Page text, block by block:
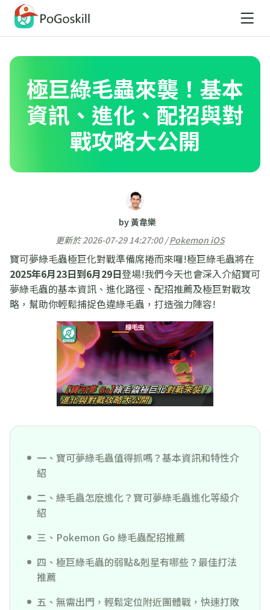
極巨綠毛蟲來襲！基本
資訊、進化、配招與對
戰攻略大公開
by 黃韋樂
更新於 2026-07-29 14:27:00 /Pokemon iOS
寶可夢綠毛蟲極巨化對戰準備席捲而來囉!極巨綠毛蟲將在
2025年6月23日到6月29日登場!我們今天也會深入介紹寶可
夢綠毛蟲的基本資訊、進化路徑、配招推薦及極巨對戰攻
略，幫助你輕鬆捕捉色違綠毛蟲，打造強力陣容!
一、寶可夢綠毛蟲值得抓嗎？基本資訊和特性介
紹
二、綠毛蟲怎麽進化？寶可夢綠毛蟲進化等級介
紹
三、Pokemon Go 綠毛蟲配招推薦
四、極巨綠毛蟲的弱點&剋星有哪些？最佳打法
推薦
五、無需出門，輕鬆定位附近團體戰，快速打敗